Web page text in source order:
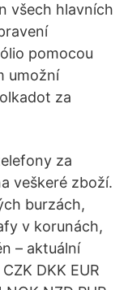
všech hlavních
pomocou
umožní
za
za
veškeré zboží.
burzách,
v korunách,
– aktuální
DKK EUR